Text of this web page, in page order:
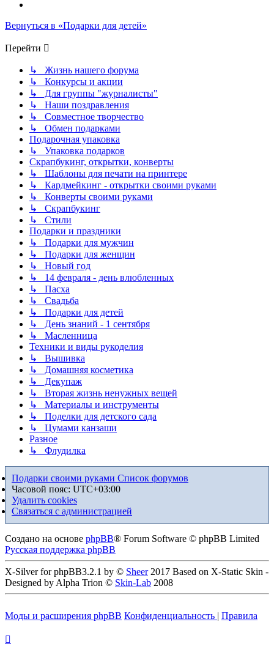
Вернуться в «Подарки для детей»
Перейти
↳ Жизнь нашего форума
↳ Конкурсы и акции
↳ Для группы "журналисты"
↳ Наши поздравления
↳ Совместное творчество
↳ Обмен подарками
Подарочная упаковка
↳ Упаковка подарков
Скрапбукинг, открытки, конверты
↳ Шаблоны для печати на принтере
↳ Кардмейкинг - открытки своими руками
↳ Конверты своими руками
↳ Скрапбукинг
↳ Стили
Подарки и праздники
↳ Подарки для мужчин
↳ Подарки для женщин
↳ Новый год
↳ 14 февраля - день влюбленных
↳ Пасха
↳ Свадьба
↳ Подарки для детей
↳ День знаний - 1 сентября
↳ Масленница
Техники и виды рукоделия
↳ Вышивка
↳ Домашняя косметика
↳ Декупаж
↳ Вторая жизнь ненужных вещей
↳ Материалы и инструменты
↳ Поделки для детского сада
↳ Цумами канзаши
Разное
↳ Флудилка
Подарки своими руками Список форумов
Часовой пояс: UTC+03:00
Удалить cookies
Связаться с администрацией
Создано на основе phpBB® Forum Software © phpBB Limited
Русская поддержка phpBB
X-Silver for phpBB3.2.1 by © Sheer2017 Based on X-Static Skin -
Designed by Alpha Trion © Skin-Lab 2008
Моды и расширения phpBB Конфиденциальность | Правила